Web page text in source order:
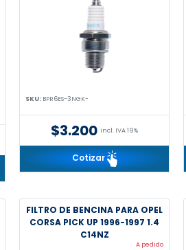
SKU: BPR6ES-3NGK-
$3.200 incl. IVA 19%
Cotizar
FILTRO DE BENCINA PARA OPEL
CORSA PICK UP 1996-1997 1.4
C14NZ
A pedido